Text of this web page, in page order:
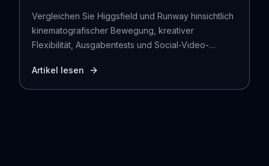
Vergleichen Sie Higgsfield und Runway hinsichtlich
kinematografischer Bewegung, kreativer
Flexibilität, Ausgabentests und Social-Video-
bessere Wahl ist.
Artikel lesen